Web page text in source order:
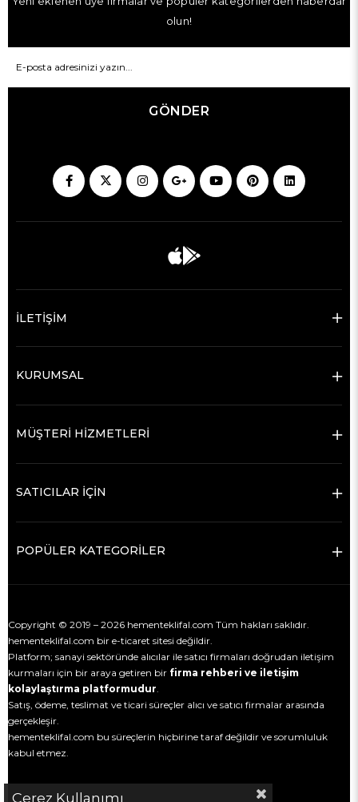
olun!
GÖNDER
İLETİŞİM
KURUMSAL
MÜŞTERİ HİZMETLERİ
SATICILAR İÇİN
POPÜLER KATEGORİLER
Copyright © 2019 – 2026 hementeklifal.com Tüm hakları saklıdır.
hementeklifal.com bir e-ticaret sitesi değildir.
Platform; sanayi sektöründe alıcılar ile satıcı firmaları doğrudan iletişim
kurmaları için bir araya getiren bir firma rehberi ve iletişim
kolaylaştırma platformudur
Satış, ödeme, teslimat ve ticari süreçler alıcı ve satıcı firmalar arasında
gerçekleşir.
hementeklifal.com bu süreçlerin hiçbirine taraf değildir ve sorumluluk
kabul etmez.
Çerez Kullanımı